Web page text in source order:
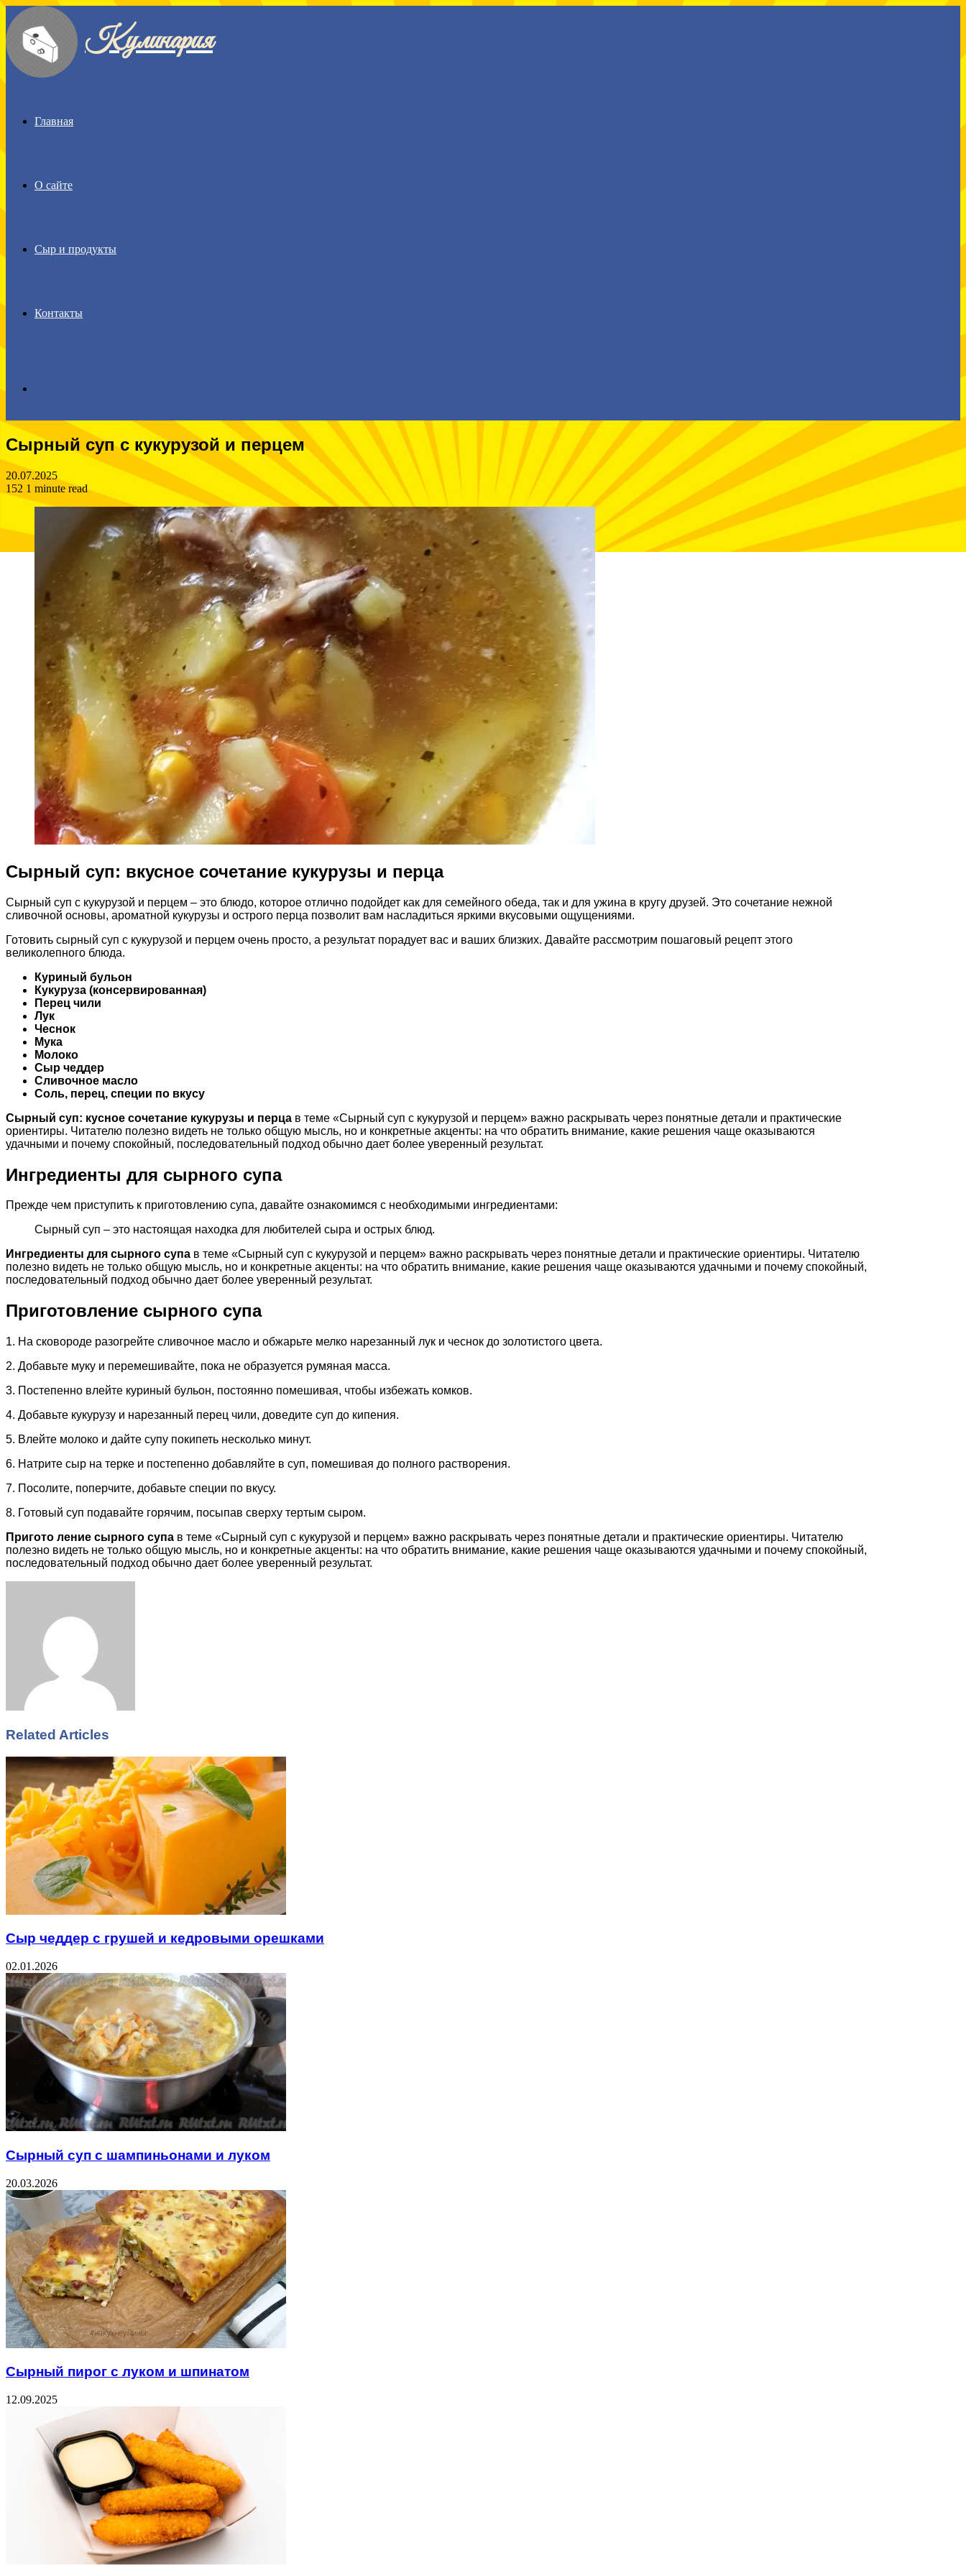
Menu Кулинария
Главная
О сайте
Сыр и продукты
Контакты
for
Сырный суп с кукурузой и перцем
20.07.2025
152 1 minute read
Сырный суп: вкусное сочетание кукурузы и перца
Сырный суп с кукурузой и перцем – это блюдо, которое отлично подойдет как для семейного обеда, так и для ужина в кругу друзей. Это сочетание нежной
сливочной основы, ароматной кукурузы и острого перца позволит вам насладиться яркими вкусовыми ощущениями.
Готовить сырный суп с кукурузой и перцем очень просто, а результат порадует вас и ваших близких. Давайте рассмотрим пошаговый рецепт этого
великолепного блюда.
Куриный бульон
Кукуруза (консервированная)
Перец чили
Лук
Чеснок
Мука
Молоко
Сыр чеддер
Сливочное масло
Соль, перец, специи по вкусу
Сырный суп: кусное сочетание кукурузы и перца в теме «Сырный суп с кукурузой и перцем» важно раскрывать через понятные детали и практические
ориентиры. Читателю полезно видеть не только общую мысль, но и конкретные акценты: на что обратить внимание, какие решения чаще оказываются
удачными и почему спокойный, последовательный подход обычно дает более уверенный результат.
Ингредиенты для сырного супа
Прежде чем приступить к приготовлению супа, давайте ознакомимся с необходимыми ингредиентами:
Сырный суп – это настоящая находка для любителей сыра и острых блюд.
Ингредиенты для сырного супа в теме «Сырный суп с кукурузой и перцем» важно раскрывать через понятные детали и практические ориентиры. Читателю
полезно видеть не только общую мысль, но и конкретные акценты: на что обратить внимание, какие решения чаще оказываются удачными и почему спокойный,
последовательный подход обычно дает более уверенный результат.
Приготовление сырного супа
1. На сковороде разогрейте сливочное масло и обжарьте мелко нарезанный лук и чеснок до золотистого цвета.
2. Добавьте муку и перемешивайте, пока не образуется румяная масса.
3. Постепенно влейте куриный бульон, постоянно помешивая, чтобы избежать комков.
4. Добавьте кукурузу и нарезанный перец чили, доведите суп до кипения.
5. Влейте молоко и дайте супу покипеть несколько минут.
6. Натрите сыр на терке и постепенно добавляйте в суп, помешивая до полного растворения.
7. Посолите, поперчите, добавьте специи по вкусу.
8. Готовый суп подавайте горячим, посыпав сверху тертым сыром.
Пригото ление сырного супа в теме «Сырный суп с кукурузой и перцем» важно раскрывать через понятные детали и практические ориентиры. Читателю
полезно видеть не только общую мысль, но и конкретные акценты: на что обратить внимание, какие решения чаще оказываются удачными и почему спокойный,
последовательный подход обычно дает более уверенный результат.
Related Articles
Сыр чеддер с грушей и кедровыми орешками
02.01.2026
Сырный суп с шампиньонами и луком
20.03.2026
Сырный пирог с луком и шпинатом
12.09.2025